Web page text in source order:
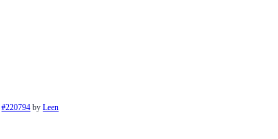
#220794 byLeen